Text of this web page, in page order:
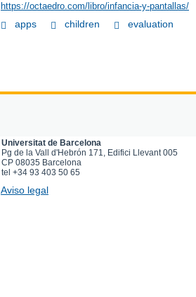
https://octaedro.com/libro/infancia-y-pantallas/
apps children evaluation
Universitat de Barcelona
Pg de la Vall d'Hebrón 171, Edifici Llevant 005
CP 08035 Barcelona
tel +34 93 403 50 65
Aviso legal